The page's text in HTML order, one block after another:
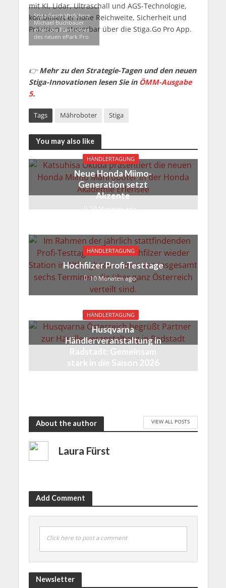
mit KI, Lidar, Ultraschall und AGS-Technologie,
kombiniert er hohe Reichweite, Sicherheit und
Präzision – steuerbar über die Stiga.Go Pro App.
Stiga Geschäftsführer
Michael Buchbauer
erlärt die Funktionen
des neuen ePark Pro
👉Mehr zu den Strategie-Tagen und den neuen
Stiga-Innovationen lesen Sie in ÖMM-Ausgabe
5.
Tags Mähroboter Stiga
You may also like
HÄNDLERTAGUNG
Neue Honda Miimo-
Generation setzt
Akzente
10 Monaten ago
HÄNDLERTAGUNG
Hochfilzer Profi-Testtage
10 Monaten ago
HÄNDLERTAGUNG
Husqvarna
Händlerveranstaltung in
Radstadt: Gemeinsam
stark in die Saison 2026
About the author VIEW ALL POSTS
Laura Fürst
Add Comment
Click here to post a comment
Newsletter